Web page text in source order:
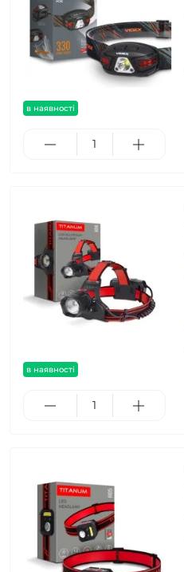
в наявності
в наявності